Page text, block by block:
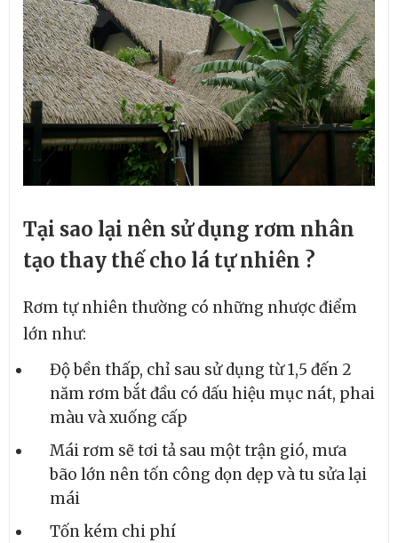
Tại sao lại nên sử dụng rơm nhân
tạo thay thế cho lá tự nhiên ?
Rơm tự nhiên thường có những nhược điểm
lớn như:
Độ bền thấp, chỉ sau sử dụng từ 1,5 đến 2
năm rơm bắt đầu có dấu hiệu mục nát, phai
màu và xuống cấp
Mái rơm sẽ tơi tả sau một trận gió, mưa
bão lớn nên tốn công dọn dẹp và tu sửa lại
mái
Tốn kém chi phí